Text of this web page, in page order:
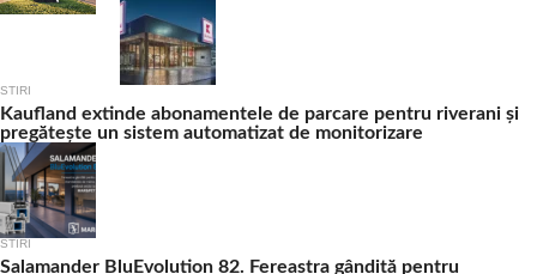
STIRI
Kaufland extinde abonamentele de parcare pentru riverani și
pregătește un sistem automatizat de monitorizare
STIRI
Salamander BluEvolution 82. Fereastra gândită pentru